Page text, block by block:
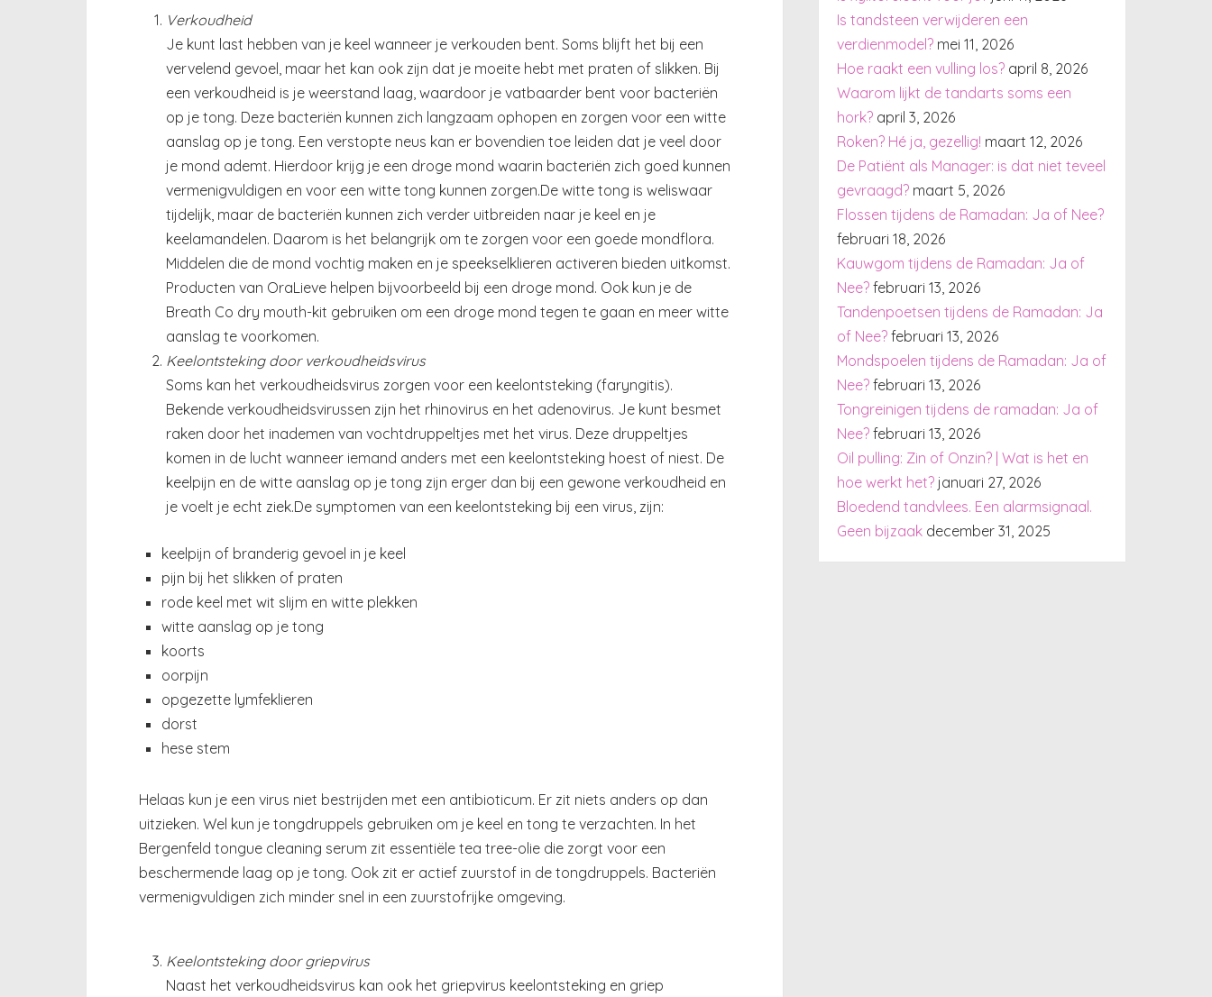
Verkoudheid
Je kunt last hebben van je keel wanneer je verkouden bent. Soms blijft het bij een
vervelend gevoel, maar het kan ook zijn dat je moeite hebt met praten of slikken. Bij
een verkoudheid is je weerstand laag, waardoor je vatbaarder bent voor bacteriën
op je tong. Deze bacteriën kunnen zich langzaam ophopen en zorgen voor een witte
aanslag op je tong. Een verstopte neus kan er bovendien toe leiden dat je veel door
je mond ademt. Hierdoor krijg je een droge mond waarin bacteriën zich goed kunnen
vermenigvuldigen en voor een witte tong kunnen zorgen.De witte tong is weliswaar
tijdelijk, maar de bacteriën kunnen zich verder uitbreiden naar je keel en je
keelamandelen. Daarom is het belangrijk om te zorgen voor een goede mondflora.
Middelen die de mond vochtig maken en je speekselklieren activeren bieden uitkomst.
Producten van OraLieve helpen bijvoorbeeld bij een droge mond. Ook kun je de
Breath Co dry mouth-kit gebruiken om een droge mond tegen te gaan en meer witte
aanslag te voorkomen.
Keelontsteking door verkoudheidsvirus
Soms kan het verkoudheidsvirus zorgen voor een keelontsteking (faryngitis).
Bekende verkoudheidsvirussen zijn het rhinovirus en het adenovirus. Je kunt besmet
raken door het inademen van vochtdruppeltjes met het virus. Deze druppeltjes
komen in de lucht wanneer iemand anders met een keelontsteking hoest of niest. De
keelpijn en de witte aanslag op je tong zijn erger dan bij een gewone verkoudheid en
je voelt je echt ziek.De symptomen van een keelontsteking bij een virus, zijn:
keelpijn of branderig gevoel in je keel
pijn bij het slikken of praten
rode keel met wit slijm en witte plekken
witte aanslag op je tong
koorts
oorpijn
opgezette lymfeklieren
dorst
hese stem
Helaas kun je een virus niet bestrijden met een antibioticum. Er zit niets anders op dan
uitzieken. Wel kun je tongdruppels gebruiken om je keel en tong te verzachten. In het
Bergenfeld tongue cleaning serum zit essentiële tea tree-olie die zorgt voor een
beschermende laag op je tong. Ook zit er actief zuurstof in de tongdruppels. Bacteriën
vermenigvuldigen zich minder snel in een zuurstofrijke omgeving.
Keelontsteking door griepvirus
Naast het verkoudheidsvirus kan ook het griepvirus keelontsteking en griep
Is tandsteen verwijderen een
verdienmodel? mei 11, 2026
Hoe raakt een vulling los? april 8, 2026
Waarom lijkt de tandarts soms een
hork? april 3, 2026
Roken? Hé ja, gezellig! maart 12, 2026
De Patiënt als Manager: is dat niet teveel
gevraagd? maart 5, 2026
Flossen tijdens de Ramadan: Ja of Nee?
februari 18, 2026
Kauwgom tijdens de Ramadan: Ja of
Nee? februari 13, 2026
Tandenpoetsen tijdens de Ramadan: Ja
of Nee? februari 13, 2026
Mondspoelen tijdens de Ramadan: Ja of
Nee? februari 13, 2026
Tongreinigen tijdens de ramadan: Ja of
Nee? februari 13, 2026
Oil pulling: Zin of Onzin? | Wat is het en
hoe werkt het? januari 27, 2026
Bloedend tandvlees. Een alarmsignaal.
Geen bijzaak december 31, 2025